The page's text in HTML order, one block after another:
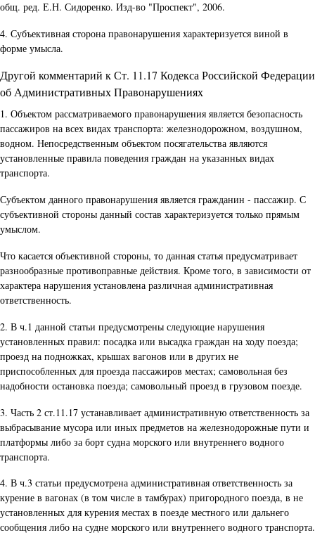
общ. ред. Е.Н. Сидоренко. Изд-во "Проспект", 2006.
4. Субъективная сторона правонарушения характеризуется виной в
форме умысла.
Другой комментарий к Ст. 11.17 Кодекса Российской Федерации
об Административных Правонарушениях
1. Объектом рассматриваемого правонарушения является безопасность
пассажиров на всех видах транспорта: железнодорожном, воздушном,
водном. Непосредственным объектом посягательства являются
установленные правила поведения граждан на указанных видах
транспорта.
Субъектом данного правонарушения является гражданин - пассажир. С
субъективной стороны данный состав характеризуется только прямым
умыслом.
Что касается объективной стороны, то данная статья предусматривает
разнообразные противоправные действия. Кроме того, в зависимости от
характера нарушения установлена различная административная
ответственность.
2. В ч.1 данной статьи предусмотрены следующие нарушения
установленных правил: посадка или высадка граждан на ходу поезда;
проезд на подножках, крышах вагонов или в других не
приспособленных для проезда пассажиров местах; самовольная без
надобности остановка поезда; самовольный проезд в грузовом поезде.
3. Часть 2 ст.11.17 устанавливает административную ответственность за
выбрасывание мусора или иных предметов на железнодорожные пути и
платформы либо за борт судна морского или внутреннего водного
транспорта.
4. В ч.3 статьи предусмотрена административная ответственность за
курение в вагонах (в том числе в тамбурах) пригородного поезда, в не
установленных для курения местах в поезде местного или дальнего
сообщения либо на судне морского или внутреннего водного транспорта.